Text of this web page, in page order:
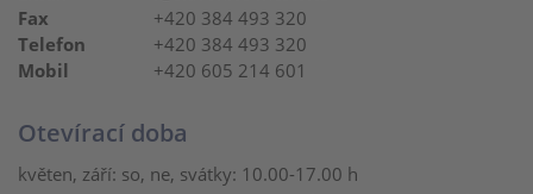
Fax
+420 384 493 320
Telefon
+420 384 493 320
Mobil
+420 605 214 601
Otevírací doba
květen, září: so, ne, svátky: 10.00-17.00 h